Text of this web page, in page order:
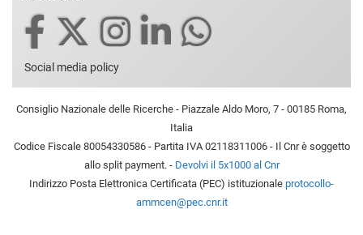
Social media policy
Consiglio Nazionale delle Ricerche - Piazzale Aldo Moro, 7 - 00185 Roma,
Italia
Codice Fiscale 80054330586 - Partita IVA 02118311006 - Il Cnr è soggetto
allo split payment. - Devolvi il 5x1000 al Cnr
Indirizzo Posta Elettronica Certificata (PEC) istituzionale protocollo-
ammcen@pec.cnr.it